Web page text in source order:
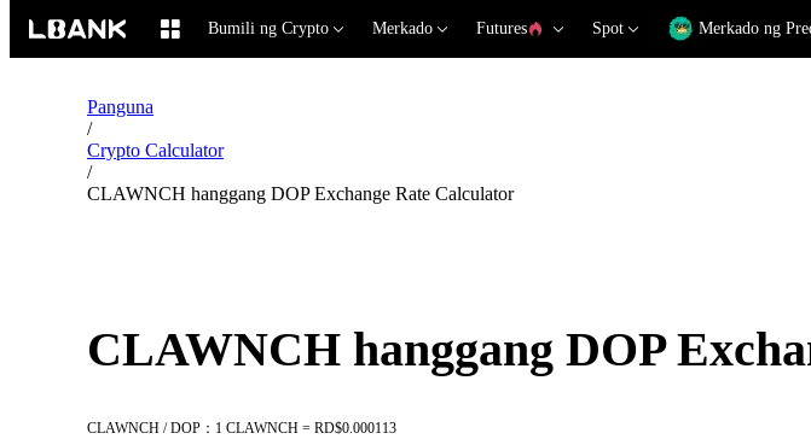
Bumili ng Crypto Merkado Futures Spot Merkado ng
Panguna
/
Crypto Calculator
/
CLAWNCH hanggang DOP Exchange Rate Calculator
CLAWNCH hanggang DOP
CLAWNCH / DOP：1 CLAWNCH = RD$0.000113